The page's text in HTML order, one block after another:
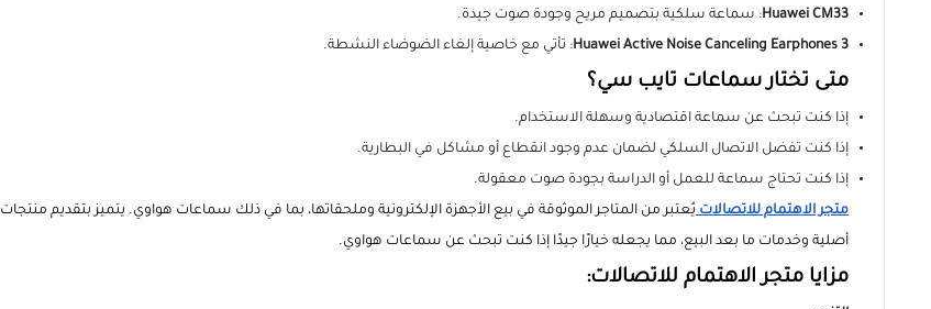
Huawei CM33: سماعة سلكية بتصميم مريح وجودة صوت جيدة.
Huawei Active Noise Canceling Earphones 3: تأتي مع خاصية إلغاء الضوضاء النشطة.
متى تختار سماعات تايب سي؟
إذا كنت تبحث عن سماعة اقتصادية وسهلة الاستخدام.
إذا كنت تفضل الاتصال السلكي لضمان عدم وجود انقطاع أو مشاكل في البطارية.
إذا كنت تحتاج سماعة للعمل أو الدراسة بجودة صوت معقولة.
متجر الاهتمام للاتصالات يُعتبر من المتاجر الموثوقة في بيع الأجهزة الإلكترونية وملحقاتها، بما في ذلك سماعات هواوي. يتميز بتقديم منتجات
أصلية وخدمات ما بعد البيع، مما يجعله خيارًا جيدًا إذا كنت تبحث عن سماعات هواوي.
مزايا متجر الاهتمام للاتصالات: